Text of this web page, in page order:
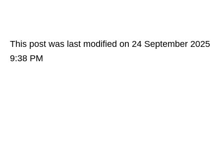
This post was last modified on 24 September 2025
9:38 PM